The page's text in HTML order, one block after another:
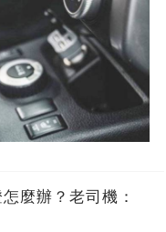
麼辦？老司機：